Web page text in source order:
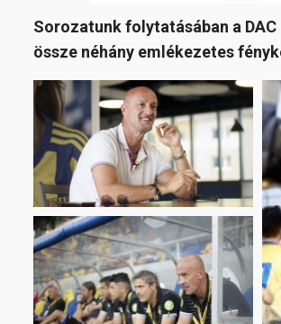
Sorozatunk folytatásában a
össze néhány emlékezetes